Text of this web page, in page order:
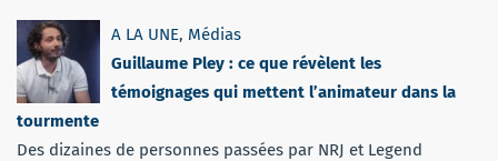
A LA UNE, Médias
Guillaume Pley : ce que révèlent les
témoignages qui mettent l’animateur dans la
tourmente
Des dizaines de personnes passées par NRJ et Legend